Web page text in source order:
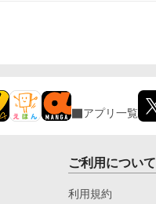
アプリ一覧
ご利用について
利用規約